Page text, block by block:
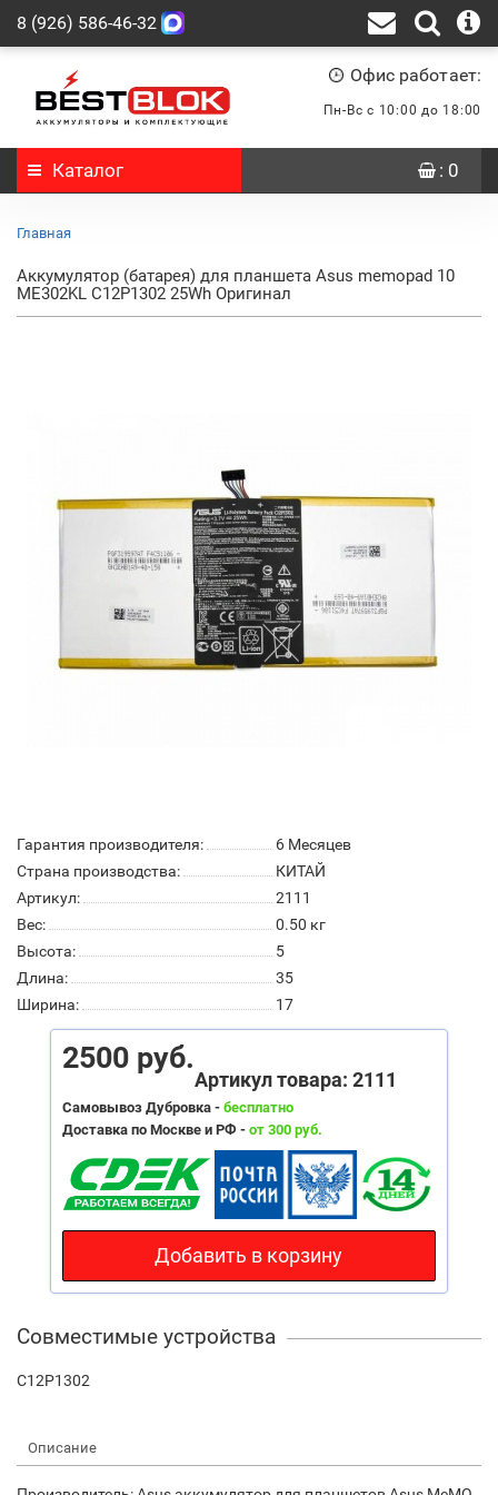
8 (926) 586-46-32
Офис работает:
Пн-Вс с 10:00 до 18:00
Каталог : 0
Главная
Аккумулятор (батарея) для планшета Asus memopad 10
ME302KL C12P1302 25Wh Оригинал
Гарантия производителя:
6 Месяцев
Страна производства:
КИТАЙ
Артикул:
2111
Вес:
0.50 кг
Высота:
5
Длина:
35
Ширина:
17
2500 руб.
Артикул товара: 2111
Самовывоз Дубровка - бесплатно
Доставка по Москве и РФ - от 300 руб.
Добавить в корзину
Совместимые устройства
C12P1302
Описание